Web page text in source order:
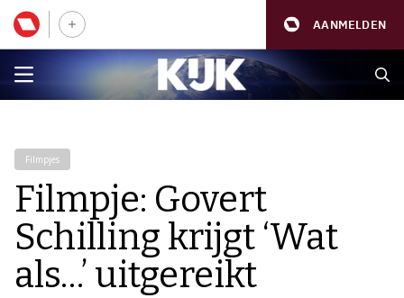
AANMELDEN
Filmpjes
Filmpje: Govert
Schilling krijgt ‘Wat
als…’ uitgereikt